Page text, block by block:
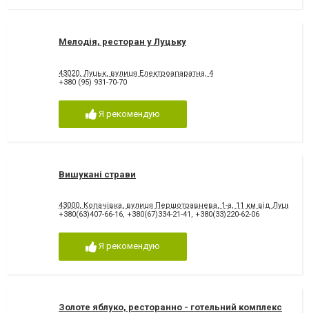
Мелодія, ресторан у Луцьку
43020, Луцьк, вулиця Електроапаратна, 4
+380 (95) 931-70-70
Я рекомендую
Вишукані страви
43000, Копачівка, вулиця Першотравнева, 1-а, 11 км від Луцька,
+380(63)407-66-16, +380(67)334-21-41 , +380(33)220-62-06
Я рекомендую
Золоте яблуко, ресторанно - готельний комплекс